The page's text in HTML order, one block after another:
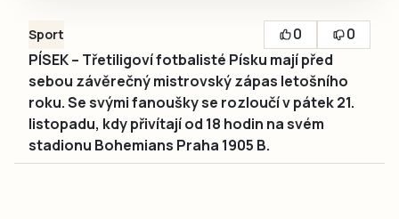
Sport 0
0
PÍSEK – Třetiligoví fotbalisté Písku mají před
sebou závěrečný mistrovský zápas letošního
roku. Se svými fanoušky se rozloučí v pátek 21.
listopadu, kdy přivítají od 18 hodin na svém
stadionu Bohemians Praha 1905 B.